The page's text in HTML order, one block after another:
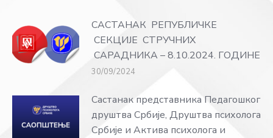
САСТАНАК РЕПУБЛИЧКЕ
СЕКЦИЈЕ СТРУЧНИХ
САРАДНИКА – 8.10.2024. ГОДИНЕ
30/09/2024
Састанак представника Педагошког
друштва Србије, Друштва психолога
Србије и Актива психолога и